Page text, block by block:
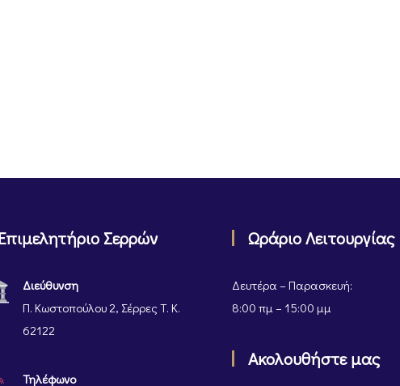
Σερρών
Διεύθυνση
Π. Κωστοπούλου 2, Σέρρες Τ. Κ.
62122
Τηλέφωνο
Ωράριο Λειτουργίας
Δευτέρα – Παρασκευή:
8:00 πμ – 15:00 μμ
Ακολουθήστε μας